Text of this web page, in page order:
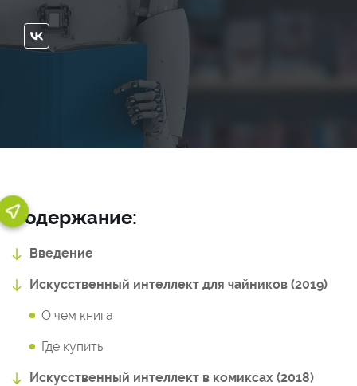
Содержание:
Введение
Искусственный интеллект для чайников (2019)
О чем книга
Где купить
Искусственный интеллект в комиксах (2018)